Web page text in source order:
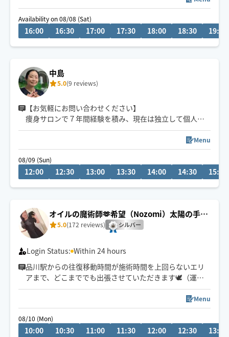
ル】忙しい日常を忘れ、今夜はぐっすり眠りましょう
😪市川駅本八幡は自転車移動🚴 終電までは東京23区も
喜んでお伺い致します😊
Availability on 08/08 (Sat)
16:00 16:30 17:00 17:30 18:00 18:30 19:00
中島
5.0(9 reviews)
【お気軽にお問い合わせください】
痩身サロンで７年間経験を積み、現在は独立して個人で
サロンを経営しております。
オイルトリートメントが得意です。
お客様一人一人に寄り添い、ご希望に沿ったお施術がで
きるよう努めますので、お気軽にご要望をお申し付けく
Menu
08/09 (Sun)
12:00 12:30 13:00 13:30 14:00 14:30 15:00
オイルの魔術師🫶希望（Nozomi）太陽の手の
ディープリンパ
5.0(172 reviews) シルバー
Login Status: Within 24 hours
品川駅からの往復移動時間が施術時間を上回らないエリ
アまで、どこまででも出張させていただきます🕊️（運転
免許は自主返納済）
9:30〜港区・品川区・大田区のみ早着可
10:30〜その他エリアはメッセージにて要相談
Menu
08/10 (Mon)
10:00 10:30 11:00 11:30 12:00 12:30 13:00